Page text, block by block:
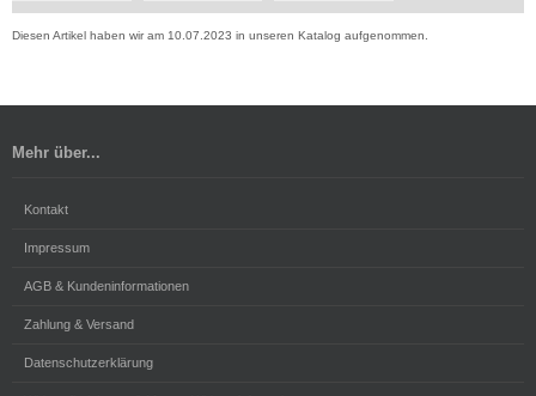
Diesen Artikel haben wir am 10.07.2023 in unseren Katalog aufgenommen.
Mehr über...
Kontakt
Impressum
AGB & Kundeninformationen
Zahlung & Versand
Datenschutzerklärung